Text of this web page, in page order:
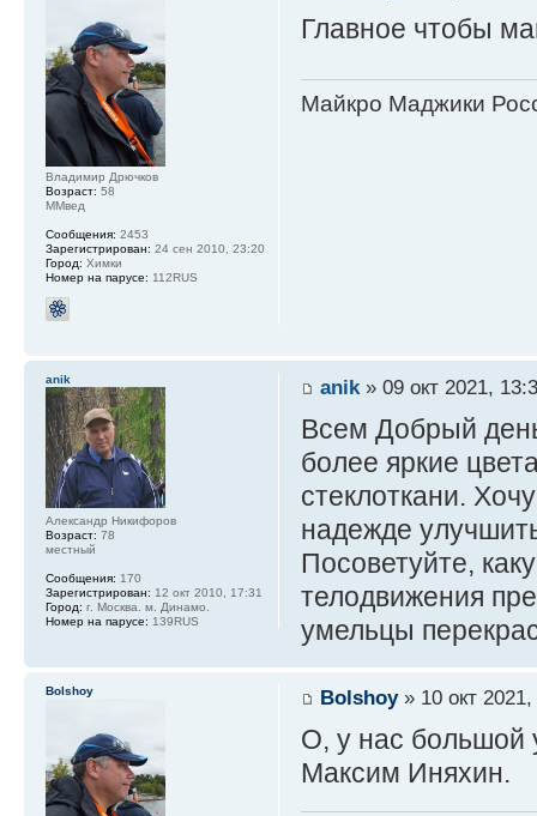
Главное чтобы
Майкро Маджики
Владимир Дрючков
Возраст: 58
ММвед
Сообщения: 2453
Зарегистрирован: 24 сен 2010, 23:20
Город: Химки
Номер на парусе: 112RUS
anik» 09 окт 2021,
Всем Добрый
более яркие
стеклоткани.
надежде
Посоветуйте,
телодвижения
умельцы
anik
Александр Никифоров
Возраст: 78
местный
Сообщения: 170
Зарегистрирован: 12 окт 2010, 17:31
Город: г. Москва. м. Динамо.
Номер на парусе: 139RUS
Bolshoy» 10 окт 2021,
О, у нас большой
Максим Иняхин.
Bolshoy